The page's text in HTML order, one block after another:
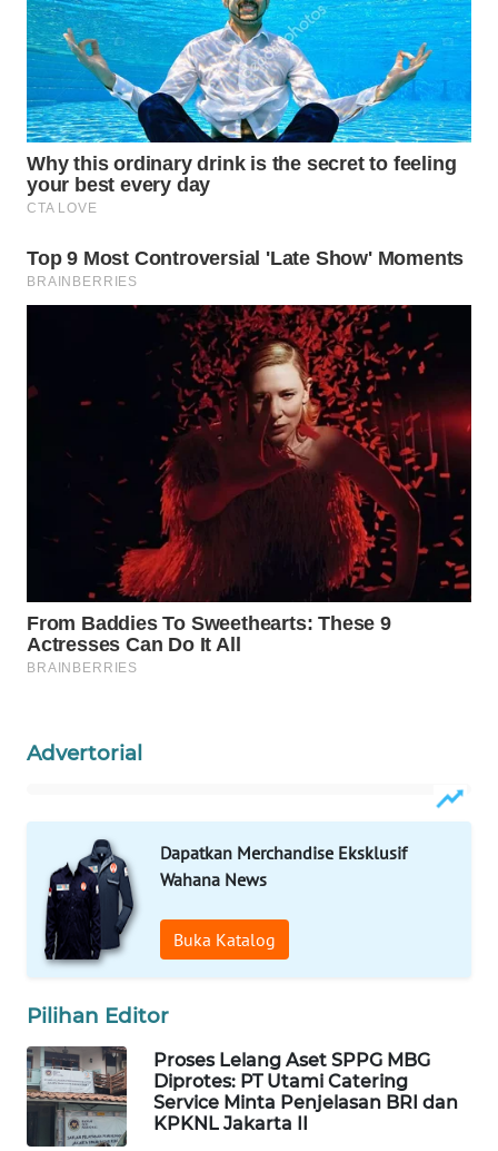
Advertorial
Dapatkan Merchandise Eksklusif
Wahana News
Buka Katalog
Pilihan Editor
Proses Lelang Aset SPPG MBG
Diprotes: PT Utami Catering
Service Minta Penjelasan BRI dan
KPKNL Jakarta II
WN
PRIANGAN
TIMUR
WN
SEMARANG
WN
WN
BOROBUDUR
WN
WN
BINTAN
WN
LABUANBAJO
WN
BORNEO
Wahana
Media
Group
WAHANA
NEWS